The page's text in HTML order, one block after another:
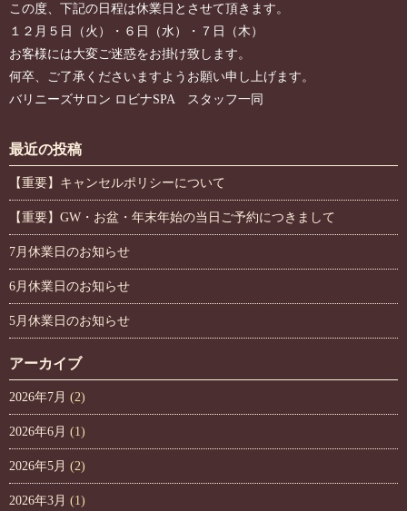
この度、下記の日程は休業日とさせて頂きます。
１２月５日（火）・６日（水）・７日（木）
お客様には大変ご迷惑をお掛け致します。
何卒、ご了承くださいますようお願い申し上げます。
バリニーズサロン ロビナSPA スタッフ一同
最近の投稿
【重要】キャンセルポリシーについて
【重要】GW・お盆・年末年始の当日ご予約につきまして
7月休業日のお知らせ
6月休業日のお知らせ
5月休業日のお知らせ
アーカイブ
2026年7月 (2)
2026年6月 (1)
2026年5月 (2)
2026年3月 (1)